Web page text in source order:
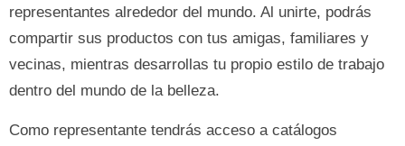
representantes alrededor del mundo. Al unirte, podrás
compartir sus productos con tus amigas, familiares y
vecinas, mientras desarrollas tu propio estilo de trabajo
dentro del mundo de la belleza.
Como representante tendrás acceso a catálogos